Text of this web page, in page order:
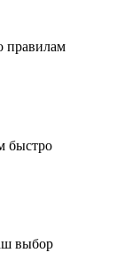
правилам
быстро
выбор